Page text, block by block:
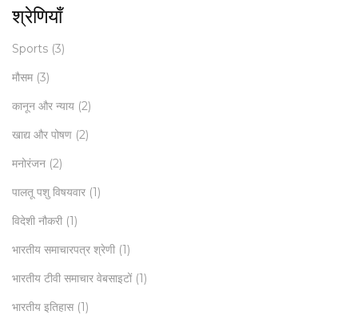
श्रेणियाँ
Sports (3)
मौसम (3)
कानून और न्याय (2)
खाद्य और पोषण (2)
मनोरंजन (2)
पालतू पशु विषयवार (1)
विदेशी नौकरी (1)
भारतीय समाचारपत्र श्रेणी (1)
भारतीय टीवी समाचार वेबसाइटों (1)
भारतीय इतिहास (1)